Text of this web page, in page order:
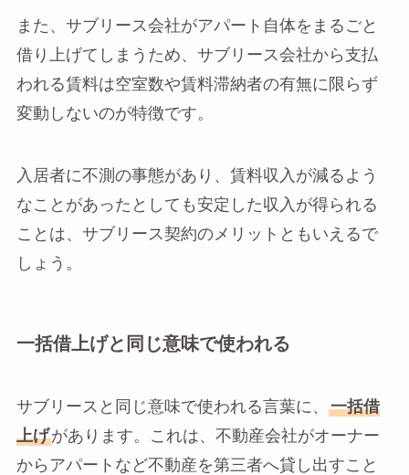
また、サブリース会社がアパート自体をまるごと
借り上げてしまうため、サブリース会社から支払
われる賃料は空室数や賃料滞納者の有無に限らず
変動しないのが特徴です。
入居者に不測の事態があり、賃料収入が減るよう
なことがあったとしても安定した収入が得られる
ことは、サブリース契約のメリットともいえるで
しょう。
一括借上げと同じ意味で使われる
サブリースと同じ意味で使われる言葉に、
一括借
上げがあります。これは、不動産会社がオーナー
からアパートなど不動産を第三者へ貸し出すこと